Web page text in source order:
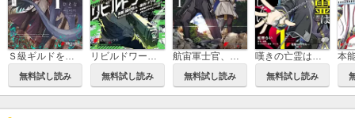
Ｓ級ギルドを追放されたけど、実は俺だけドラゴンの言葉がわかるので、気付いたときには竜騎士の頂点を極めてました。
無料試し読み
リビルドワールド
無料試し読み
航宙軍士官、冒険者になる
無料試し読み
嘆きの亡霊は引退したい ～最弱ハンターによる最強パーティ育成術～
無料試し読み